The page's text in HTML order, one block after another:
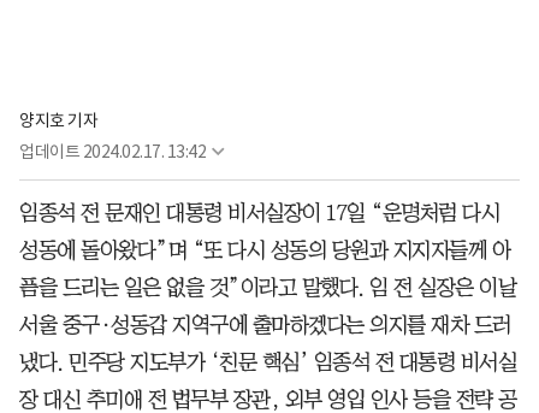
양지호 기자
업데이트 2024.02.17. 13:42
임종석 전 문재인 대통령 비서실장이 17일 “운명처럼 다시
성동에 돌아왔다”며 “또 다시 성동의 당원과 지지자들께 아
픔을 드리는 일은 없을 것”이라고 말했다. 임 전 실장은 이날
서울 중구·성동갑 지역구에 출마하겠다는 의지를 재차 드러
냈다. 민주당 지도부가 ‘친문 핵심’ 임종석 전 대통령 비서실
장 대신 추미애 전 법무부 장관, 외부 영입 인사 등을 전략 공